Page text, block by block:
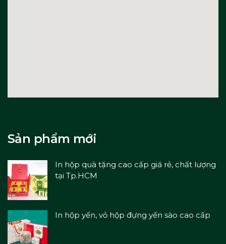
Sản phẩm mới
In hộp quà tặng cao cấp giá rẻ, chất lượng
tại Tp.HCM
In hộp yến, vỏ hộp đựng yến sào cao cấp